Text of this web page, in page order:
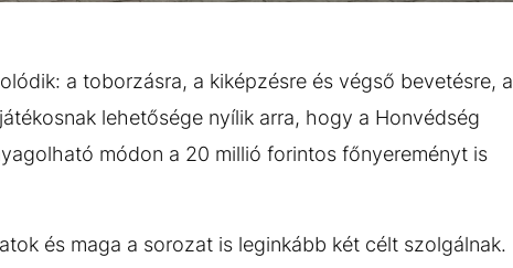
a toborzásra, a kiképzésre és végső bevetésre, a
lehetősége nyílik arra, hogy a Honvédség
módon a 20 millió forintos főnyereményt is
és maga a sorozat is leginkább két célt szolgálnak.